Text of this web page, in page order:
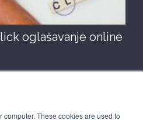
These cookies are used to
oglašavanje online
trgovine i, naravno,